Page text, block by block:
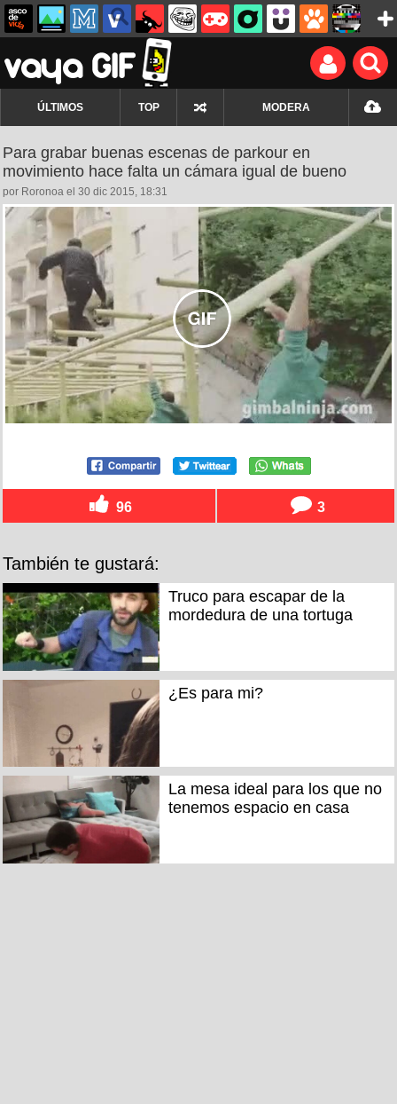
ÚLTIMOS TOP MODERA
Para grabar buenas escenas de parkour en
movimiento hace falta un cámara igual de bueno
por Roronoa el 30 dic 2015, 18:31
96 3
También te gustará:
Truco para escapar de la
mordedura de una tortuga
¿Es para mi?
La mesa ideal para los que no
tenemos espacio en casa